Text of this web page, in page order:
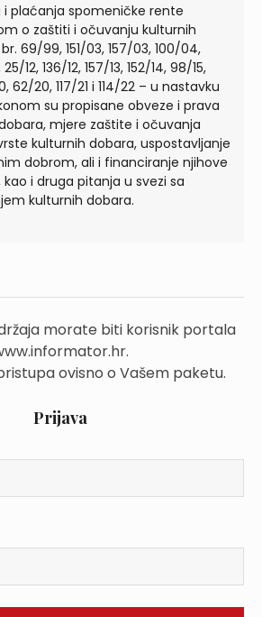
plaćanja spomeničke rente
o zaštiti i očuvanju kulturnih
69/99, 151/03, 157/03, 100/04,
12, 136/12, 157/13, 152/14, 98/15,
62/20, 117/21 i 114/22 – u nastavku
su propisane obveze i prava
mjere zaštite i očuvanja
kulturnih dobara, uspostavljanje
dobrom, ali i financiranje njihove
i druga pitanja u svezi sa
kulturnih dobara.
morate biti korisnik portala
ovisno o Vašem paketu.
Prijava